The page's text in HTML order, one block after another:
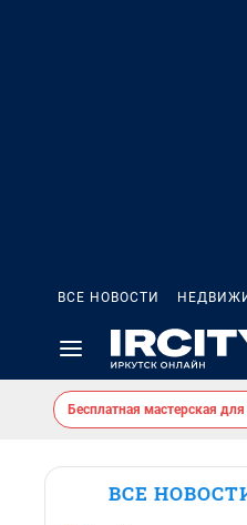
ВСЕ НОВОСТИ
Бесплатная мастерская
ВСЕ